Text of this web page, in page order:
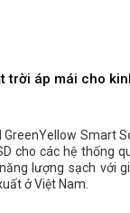
trời áp mái cho
GreenYellow Smart
cho các hệ thống
lượng sạch với
ở Việt Nam.